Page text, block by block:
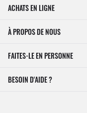
ACHATS EN LIGNE
À PROPOS DE NOUS
FAITES-LE EN PERSONNE
BESOIN D'AIDE ?